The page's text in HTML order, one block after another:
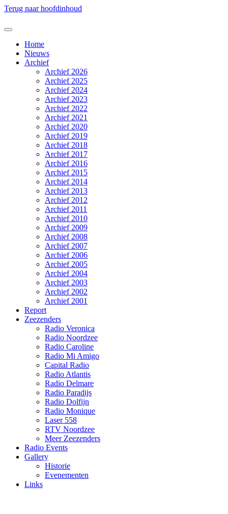
Terug naar hoofdinhoud
Home
Nieuws
Archief
Archief 2026
Archief 2025
Archief 2024
Archief 2023
Archief 2022
Archief 2021
Archief 2020
Archief 2019
Archief 2018
Archief 2017
Archief 2016
Archief 2015
Archief 2014
Archief 2013
Archief 2012
Archief 2011
Archief 2010
Archief 2009
Archief 2008
Archief 2007
Archief 2006
Archief 2005
Archief 2004
Archief 2003
Archief 2002
Archief 2001
Report
Zeezenders
Radio Veronica
Radio Noordzee
Radio Caroline
Radio Mi Amigo
Capital Radio
Radio Atlantis
Radio Delmare
Radio Paradijs
Radio Dolfijn
Radio Monique
Laser 558
RTV Noordzee
Meer Zeezenders
Radio Events
Gallery
Historie
Evenementen
Links